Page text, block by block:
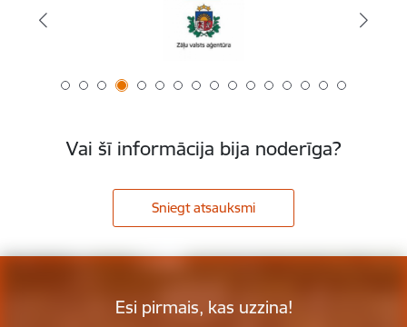
Vai šī informācija bija noderīga?
Sniegt atsauksmi
Esi pirmais, kas uzzina!